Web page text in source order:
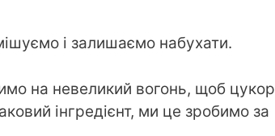
і залишаємо набухати.
на невеликий вогонь, щоб цукор
інгредієнт, ми це зробимо за